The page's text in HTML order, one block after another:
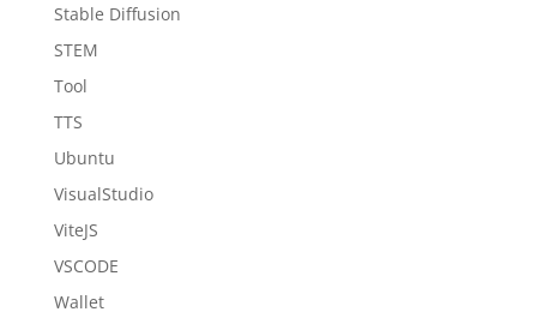
Stable Diffusion
STEM
Tool
TTS
Ubuntu
VisualStudio
ViteJS
VSCODE
Wallet